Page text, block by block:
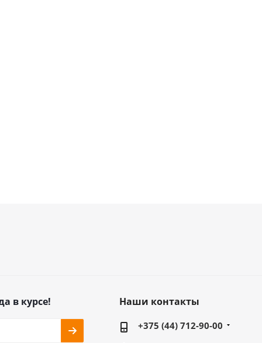
в курсе! Наши контакты
+375 (44) 712-90-00